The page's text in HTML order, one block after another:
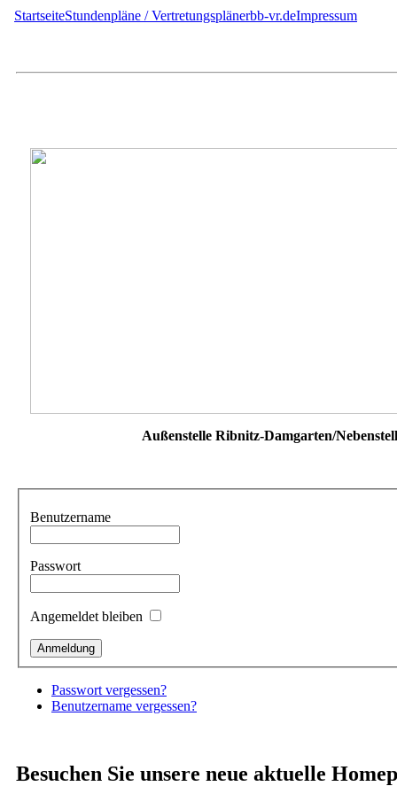
StartseiteStundenpläne / Vertretungsplänerbb-vr.deImpressum
Außenstelle Ribnitz-Damgarten/
Benutzername
Passwort
Angemeldet bleiben
Passwort vergessen?
Benutzername vergessen?
Besuchen Sie unsere neue aktuelle